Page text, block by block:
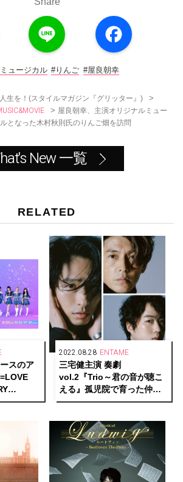
a
c
ュージカル #りんご #屋良朝幸
生を！(スタイルマガジン『グリッター』) >
> 屋良朝幸、主演オリジナルミュー
となった木村秋則氏のりんご畑を訪問
New 一覧
RELATED
スのア
」
2022.08.28 ENTAME
三宅健主演 奏劇
vol.2『Trio～君の音が聴こ
える』孤児院で育った仲間
役に大鶴佐助、藤木直人